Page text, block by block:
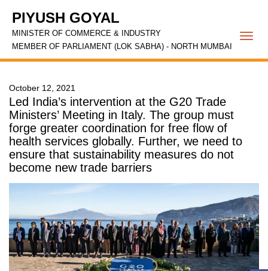
PIYUSH GOYAL
MINISTER OF COMMERCE & INDUSTRY
MEMBER OF PARLIAMENT (LOK SABHA) - NORTH MUMBAI
October 12, 2021
Led India’s intervention at the G20 Trade
Ministers’ Meeting in Italy. The group must
forge greater coordination for free flow of
health services globally. Further, we need to
ensure that sustainability measures do not
become new trade barriers